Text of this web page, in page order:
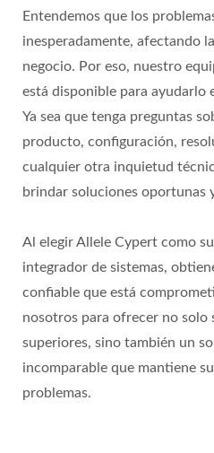
Entendemos que los
inesperadamente, afectando
negocio. Por eso, nuestro
está disponible para ayudarlo
Ya sea que tenga preguntas
producto, configuración,
cualquier otra inquietud
brindar soluciones oportunas
Al elegir Allele Cypert como
integrador de sistemas,
confiable que está
nosotros para ofrecer no solo
superiores, sino también un
incomparable que mantiene
problemas.